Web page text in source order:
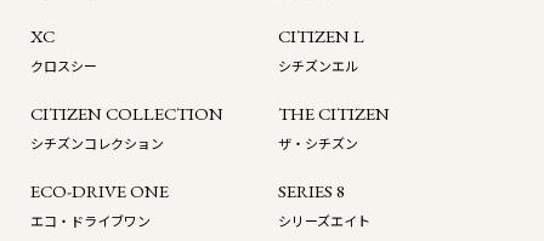
XC
クロスシー
CITIZEN L
シチズンエル
CITIZEN COLLECTION
シチズンコレクション
THE CITIZEN
ザ・シチズン
ECO-DRIVE ONE
エコ・ドライブワン
SERIES 8
シリーズエイト